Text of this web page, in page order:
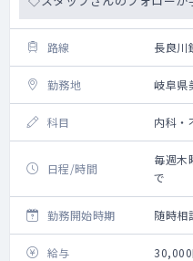
路線 長良川
勤務地 岐阜県
科目 内科・
日程/時間
毎週
で
勤務開始時期 随時相
給与 30,000